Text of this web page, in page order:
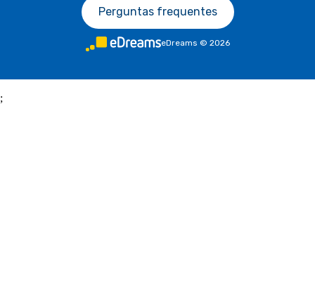
Perguntas frequentes
eDreams © 2026
;